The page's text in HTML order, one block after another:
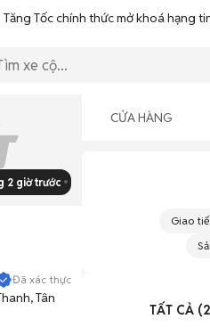
Tốc chính thức mở khoá hạng
2 giờ trước
Đã xác thực
Tân
CỬA HÀNG
Giao
TẤT CẢ